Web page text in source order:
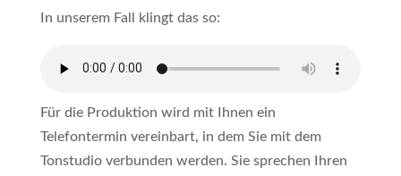
In unserem Fall klingt das so:
Für die Produktion wird mit Ihnen ein
Telefontermin vereinbart, in dem Sie mit dem
Tonstudio verbunden werden. Sie sprechen Ihren